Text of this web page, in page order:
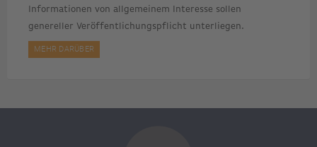
Informationen von allgemeinem Interesse sollen
genereller Veröffentlichungspflicht unterliegen.
MEHR DARÜBER